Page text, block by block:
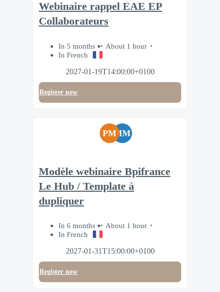
Webinaire rappel EAE EP
Collaborateurs
In 5 months
About 1 hour
In French
2027-01-19T14:00:00+0100
Register now
PMMM
Modèle webinaire Bpifrance
Le Hub / Template à
dupliquer
In 6 months
About 1 hour
In French
2027-01-31T15:00:00+0100
Register now